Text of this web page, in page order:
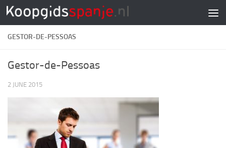
Doorgaan naar inhoud
GESTOR-DE-PESSOAS
Gestor-de-Pessoas
2 JUNE 2015